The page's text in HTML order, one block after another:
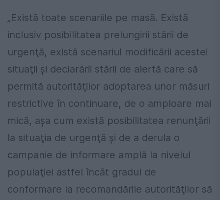
„Există toate scenariile pe masă. Există
inclusiv posibilitatea prelungirii stării de
urgenţă, există scenariul modificării acestei
situaţii şi declarării stării de alertă care să
permită autorităţilor adoptarea unor măsuri
restrictive în continuare, de o amploare mai
mică, aşa cum există posibilitatea renunţării
la situaţia de urgenţă şi de a derula o
campanie de informare amplă la nivelul
populaţiei astfel încât gradul de
conformare la recomandările autorităţilor să